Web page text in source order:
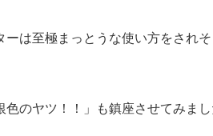
は至極まっとうな使い方をされそ
のヤツ！！」も鎮座させてみまし